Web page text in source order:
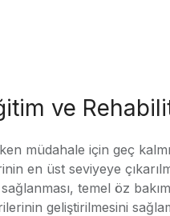
ve
müdahale için geç
en üst seviyeye
temel öz
geliştirilmesini